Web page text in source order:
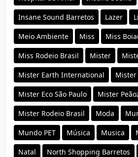
Insane Sound Barretos Lazer
Meio Ambiente Miss Miss
Miss Rodeio Brasil Mister
Mister Earth International Mister
Mister Eco São Paulo Mister
Mister Rodeio Brasil Moda
Mundo PET Música Musica
Natal North Shopping Barretos